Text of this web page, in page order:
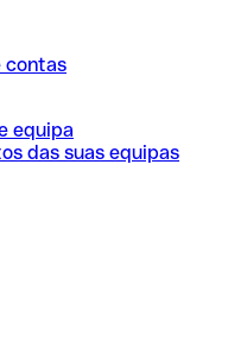
contas
equipa
das suas equipas